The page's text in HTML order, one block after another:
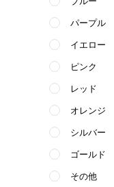
パープル
イエロー
ピンク
レッド
オレンジ
シルバー
ゴールド
その他